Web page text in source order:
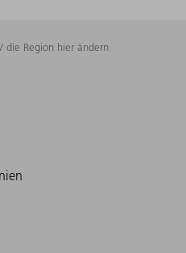
die Region hier ändern